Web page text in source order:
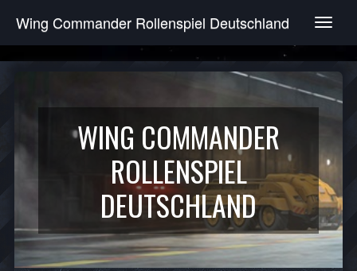
T
g
e
v
g
a
t
i
o
n
Wing Commander Rollenspiel Deutschland
WING COMMANDER
ROLLENSPIEL
DEUTSCHLAND